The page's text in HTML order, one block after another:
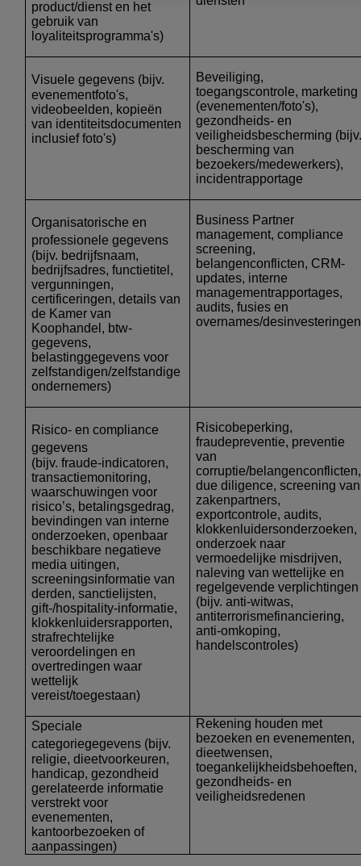
product/dienst en het
gebruik van
loyaliteitsprogramma's)
Visuele gegevens (bijv.
evenementfoto's,
videobeelden, kopieën
van identiteitsdocumenten
inclusief foto's)
Beveiliging,
toegangscontrole, marketing
(evenementen/foto's),
gezondheids- en
veiligheidsbescherming
bescherming van
bezoekers/medewerkers),
incidentrapportage
Organisatorische en
professionele gegevens
(bijv. bedrijfsnaam,
bedrijfsadres, functietitel,
vergunningen,
certificeringen, details van
de Kamer van
Koophandel, btw-
gegevens,
belastinggegevens voor
zelfstandigen/zelfstandige
ondernemers)
Business Partner
management, compliance
screening,
belangenconflicten, CRM-
updates, interne
managementrapportages,
audits, fusies en
overnames/
Risico- en compliance
gegevens
(bijv. fraude-indicatoren,
transactiemonitoring,
waarschuwingen voor
risico’s, betalingsgedrag,
bevindingen van interne
onderzoeken, openbaar
beschikbare negatieve
media uitingen,
screeningsinformatie van
derden, sanctielijsten,
gift-/hospitality-informatie,
klokkenluidersrapporten,
strafrechtelijke
veroordelingen en
overtredingen waar
wettelijk
vereist/toegestaan)
Risicobeperking,
fraudepreventie, preventie
van
corruptie/belangenconflicten,
due diligence, screening van
zakenpartners,
exportcontrole, audits,
klokkenluidersonderzoeken,
onderzoek naar
vermoedelijke misdrijven,
naleving van wettelijke en
regelgevende verplichtingen
(bijv. anti-witwas,
antiterrorismefinanciering,
anti-omkoping,
handelscontroles)
Speciale
categoriegegevens (bijv.
religie, dieetvoorkeuren,
handicap, gezondheid
gerelateerde informatie
verstrekt voor
evenementen,
kantoorbezoeken of
aanpassingen)
Rekening houden met
bezoeken en evenementen,
dieetwensen,
toegankelijkheidsbehoeften,
gezondheids- en
veiligheidsredenen